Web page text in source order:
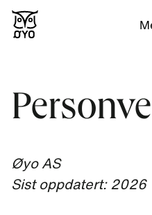
Øyo AS
Sist oppdatert: 2026